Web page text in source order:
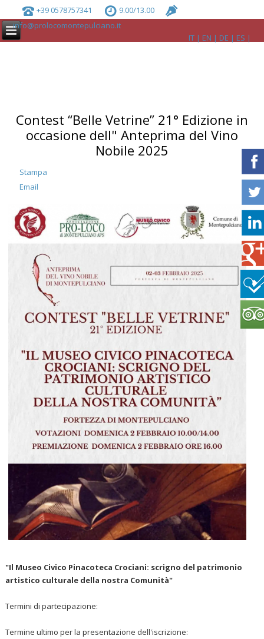
+39 0578757341
9.00/13.00
info@prolocomontepulciano.it
IT
EN DE ES
Contest “Belle Vetrine” 21° Edizione in
occasione dell" Anteprima del Vino
Nobile 2025
Stampa
Email
"Il Museo Civico Pinacoteca Crociani: scrigno del patrimonio
artistico culturale della nostra Comunità"
Termini di partecipazione:
Termine ultimo per la presentazione dell'iscrizione: